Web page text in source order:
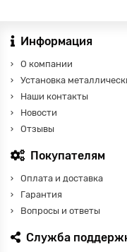
Информация
О компании
Установка
Наши контакты
Новости
Отзывы
Покупателям
Оплата и доставка
Гарантия
Вопросы и ответы
Служба